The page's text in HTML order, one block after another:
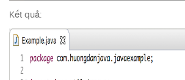
Kết quả: